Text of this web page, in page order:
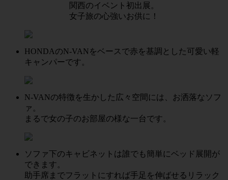
関西のイベント初出展。
女子旅の心強いお供に！
HONDAのN-VANをベースで赤を基調とした可愛い軽
キャンパーです。
N-VANの特徴を生かした広々空間には、お洒落なソフ
ァ。
まるで女の子のお部屋の様な一台です。
ソファ下のキャビネットは誰でも簡単にベッド展開が
できます。
助手席までフラットにすれば手足を伸ばせるリラック